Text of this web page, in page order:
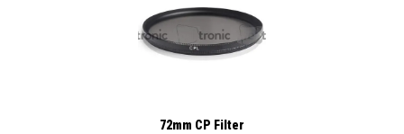
72mm CP Filter